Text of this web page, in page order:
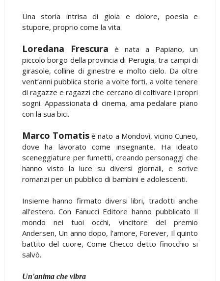
Una storia intrisa di gioia e dolore, poesia e
stupore, proprio come la vita.
Loredana Frescura è nata a Papiano, un
piccolo borgo della provincia di Perugia, tra campi di
girasole, colline di ginestre e molto cielo. Da oltre
vent’anni pubblica storie a volte forti, a volte tenere
di ragazze e ragazzi che cercano di coltivare i propri
sogni. Appassionata di cinema, ama pedalare piano
con la sua bici.
Marco Tomatis è nato a Mondovì, vicino Cuneo,
dove ha lavorato come insegnante. Ha ideato
sceneggiature per fumetti, creando personaggi che
hanno visto la luce su diversi giornali, e scrive
romanzi per un pubblico di bambini e adolescenti.
Insieme hanno firmato diversi libri, tradotti anche
all’estero. Con Fanucci Editore hanno pubblicato Il
mondo nei tuoi occhi, vincitore del premio
Andersen, Un anno dopo, l’amore, Forever, Il quinto
battito del cuore, Come Checco detto finocchio si
salvò.
Un'anima che vibra